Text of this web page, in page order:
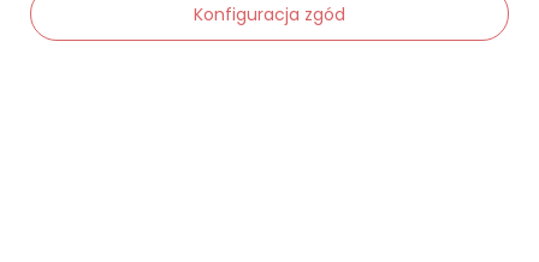
Moje zamówieniaKonfiguracja zgód